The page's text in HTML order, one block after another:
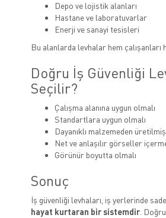
Depo ve lojistik alanları
Hastane ve laboratuvarlar
Enerji ve sanayi tesisleri
Bu alanlarda levhalar hem
Doğru İş Güvenliği
Seçilir?
Çalışma alanına uygun olmalı
Standartlara uygun olmalı
Dayanıklı malzemeden
Net ve anlaşılır görseller
Görünür boyutta olmalı
Sonuç
İş güvenliği levhaları, iş yerlerinde
hayat kurtaran bir sistemdir. Doğru